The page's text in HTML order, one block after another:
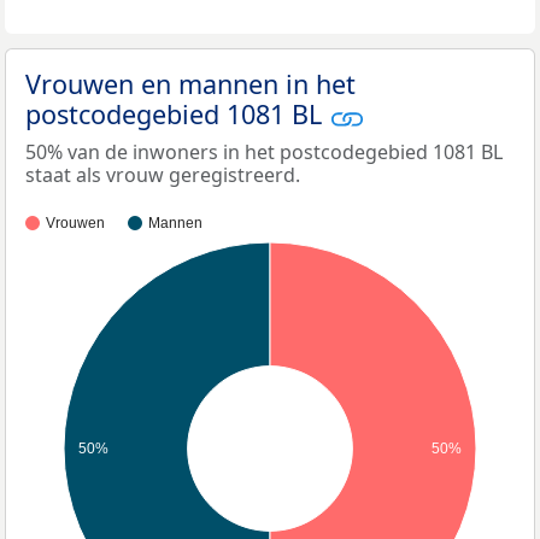
Vrouwen en mannen in het
postcodegebied 1081 BL
50% van de inwoners in het postcodegebied 1081 BL
staat als vrouw geregistreerd.
Vrouwen Mannen
50% 50%